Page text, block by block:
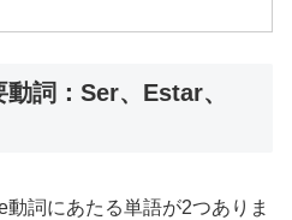
詞：Ser、Estar、
詞にあたる単語が2つありま